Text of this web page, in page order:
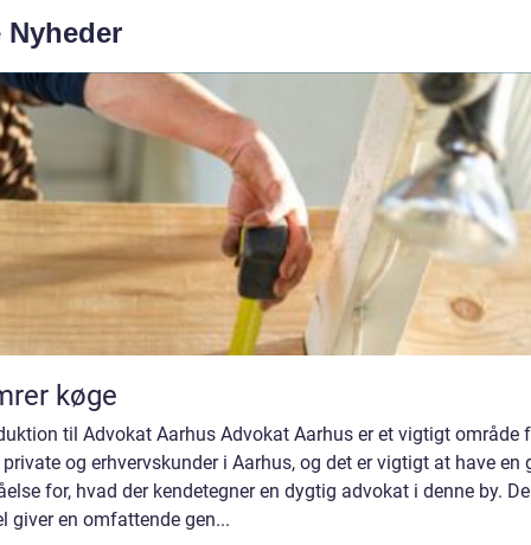
Nyheder
køge
til Advokat Aarhus Advokat Aarhus er et vigtigt område
og erhvervskunder i Aarhus, og det er vigtigt at have en
for, hvad der kendetegner en dygtig advokat i denne by.
giver en omfattende gen...